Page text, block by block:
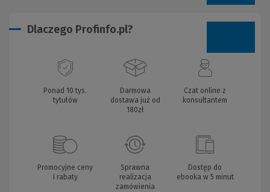
Dlaczego Profinfo.pl?
Ponad 10 tys.
tytułów
Darmowa
dostawa już od
180zł
Czat online z
konsultantem
Promocyjne ceny
i rabaty
Sprawna
realizacja
zamówienia
Dostęp do
ebooka w 5 minut